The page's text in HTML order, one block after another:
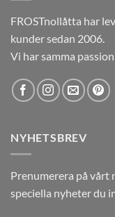
FROSTnollåtta har
kunder sedan 2006.
Vi har samma
NYHETSBREV
Prenumerera på vårt
speciella nyheter du